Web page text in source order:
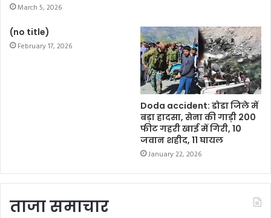
March 5, 2026
(no title)
February 17, 2026
Doda accident: डोडा जिले में
बड़ा हादसा, सेना की गाड़ी 200
फीट गहरी खाई में गिरी, 10
जवान शहीद, 11 घायल
January 22, 2026
ताजा समाचार